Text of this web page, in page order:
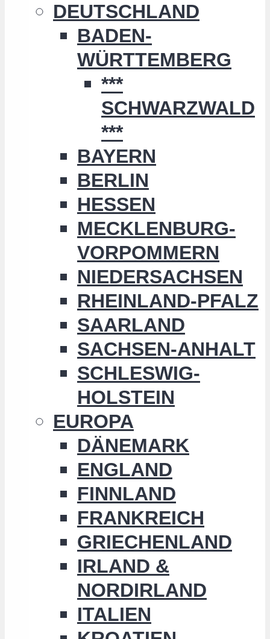
DEUTSCHLAND
BADEN-
WÜRTTEMBERG
***
SCHWARZWALD
***
BAYERN
BERLIN
HESSEN
MECKLENBURG-
VORPOMMERN
NIEDERSACHSEN
RHEINLAND-PFALZ
SAARLAND
SACHSEN-ANHALT
SCHLESWIG-
HOLSTEIN
EUROPA
DÄNEMARK
ENGLAND
FINNLAND
FRANKREICH
GRIECHENLAND
IRLAND &
NORDIRLAND
ITALIEN